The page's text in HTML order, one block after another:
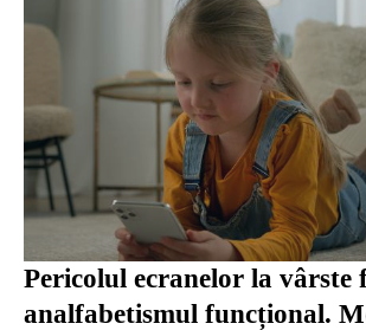
Pericolul ecranelor la vârste
analfabetismul funcțional.